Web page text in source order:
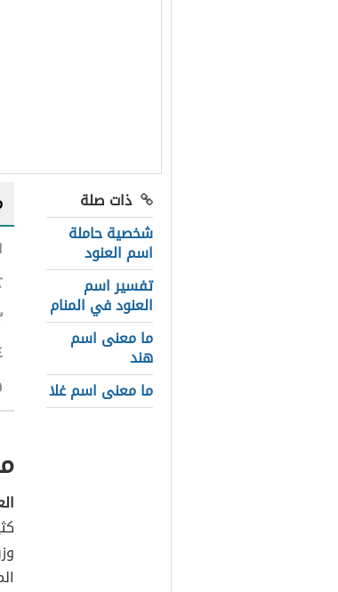
ذات صلة
شخصية حاملة
اسم العنود
تفسير اسم
العنود في المنام
ما معنى اسم
هند
ما معنى اسم غلا